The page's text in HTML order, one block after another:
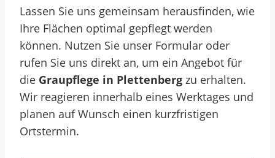
Lassen Sie uns gemeinsam herausfinden, wie
Ihre Flächen optimal gepflegt werden
können. Nutzen Sie unser Formular oder
rufen Sie uns direkt an, um ein Angebot für
die Graupflege in Plettenberg zu erhalten.
Wir reagieren innerhalb eines Werktages und
planen auf Wunsch einen kurzfristigen
Ortstermin.